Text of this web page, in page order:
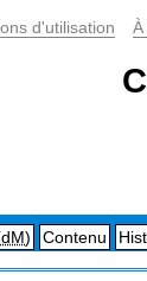
d'utilisation À
) Contenu